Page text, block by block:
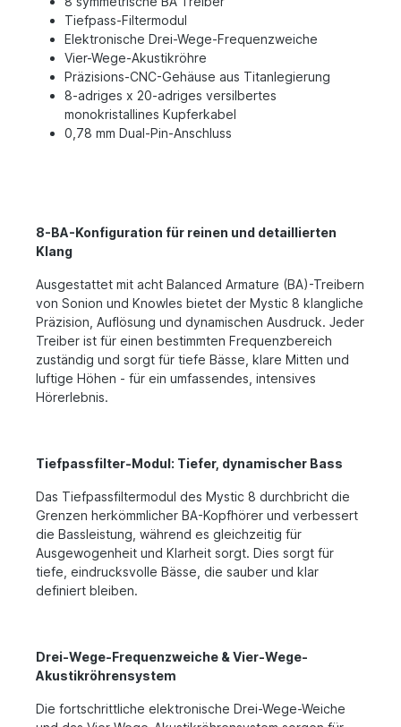
Tiefpass-Filtermodul
Elektronische Drei-Wege-Frequenzweiche
Vier-Wege-Akustikröhre
Präzisions-CNC-Gehäuse aus Titanlegierung
8-adriges x 20-adriges versilbertes
monokristallines Kupferkabel
0,78 mm Dual-Pin-Anschluss
8-BA-Konfiguration für reinen und detaillierten
Klang
Ausgestattet mit acht Balanced Armature (BA)-Treibern
von Sonion und Knowles bietet der Mystic 8 klangliche
Präzision, Auflösung und dynamischen Ausdruck. Jeder
Treiber ist für einen bestimmten Frequenzbereich
zuständig und sorgt für tiefe Bässe, klare Mitten und
luftige Höhen - für ein umfassendes, intensives
Hörerlebnis.
Tiefpassfilter-Modul: Tiefer, dynamischer Bass
Das Tiefpassfiltermodul des Mystic 8 durchbricht die
Grenzen herkömmlicher BA-Kopfhörer und verbessert
die Bassleistung, während es gleichzeitig für
Ausgewogenheit und Klarheit sorgt. Dies sorgt für
tiefe, eindrucksvolle Bässe, die sauber und klar
definiert bleiben.
Drei-Wege-Frequenzweiche & Vier-Wege-
Akustikröhrensystem
Die fortschrittliche elektronische Drei-Wege-Weiche